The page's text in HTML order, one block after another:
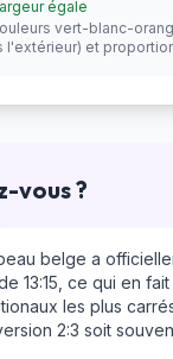
égale
vert-blanc-
l'extérieur) et
vous ?
belge a
13:15, ce qui en
les plus
2:3 soit